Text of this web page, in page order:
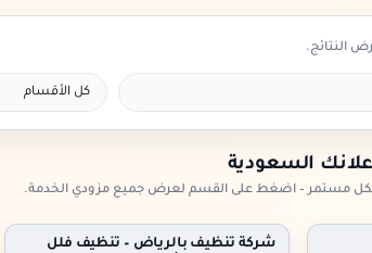
النتائج.
السعودية
مستمر – اضغط على القسم لعرض جميع مزودي الخدمة.
شركة تنظيف بالرياض – تنظيف فلل